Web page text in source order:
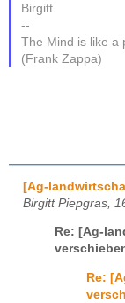
Birgitt
--
The Mind is like a
(Frank Zappa)
[Ag-
Birgitt Piepgras,
Re: [Ag-
Re: